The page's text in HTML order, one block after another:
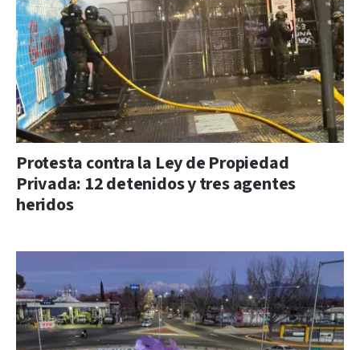
Protesta contra la Ley de Propiedad
Privada: 12 detenidos y tres agentes
heridos